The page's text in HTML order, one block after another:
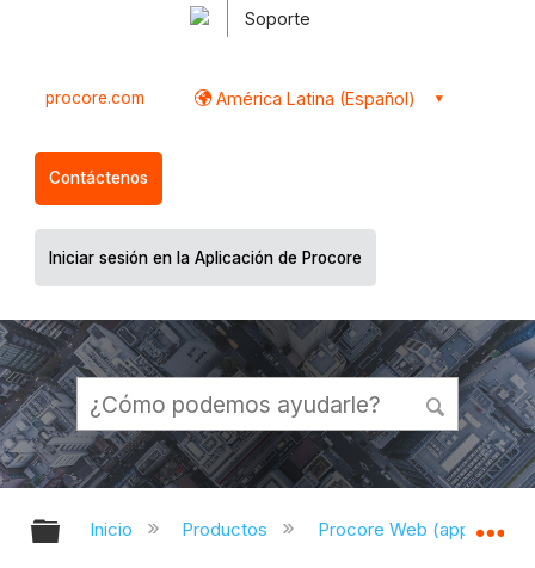
Soporte
procore.com América Latina (Español)
Contáctenos
Iniciar sesión en la Aplicación de Procore
Expandir/contraer jerarquía global
Inicio Productos Procore Web